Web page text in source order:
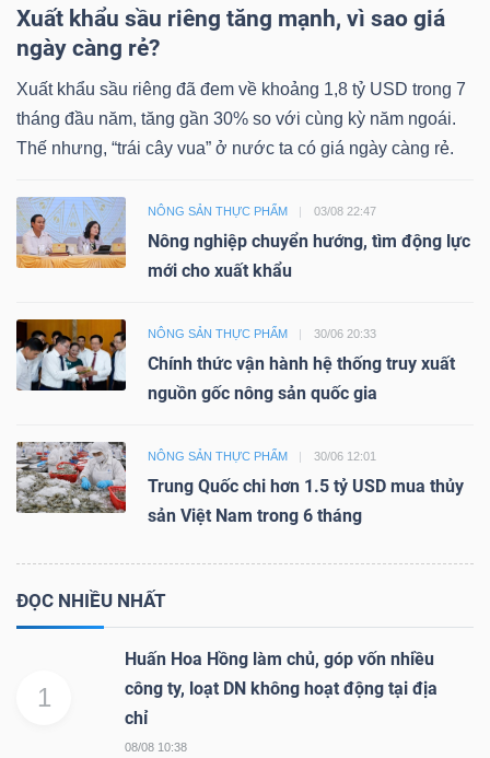
Xuất khẩu sầu riêng tăng mạnh, vì sao giá
ngày càng rẻ?
Xuất khẩu sầu riêng đã đem về khoảng 1,8 tỷ USD trong 7
tháng đầu năm, tăng gần 30% so với cùng kỳ năm ngoái.
Thế nhưng, “trái cây vua” ở nước ta có giá ngày càng rẻ.
NÔNG SẢN THỰC PHẨM 03/08 22:47
Nông nghiệp chuyển hướng, tìm động lực
mới cho xuất khẩu
NÔNG SẢN THỰC PHẨM 30/06 20:33
Chính thức vận hành hệ thống truy xuất
nguồn gốc nông sản quốc gia
NÔNG SẢN THỰC PHẨM 30/06 12:01
Trung Quốc chi hơn 1.5 tỷ USD mua thủy
sản Việt Nam trong 6 tháng
ĐỌC NHIỀU NHẤT
1
Huấn Hoa Hồng làm chủ, góp vốn nhiều
công ty, loạt DN không hoạt động tại địa
chỉ
08/08 10:38